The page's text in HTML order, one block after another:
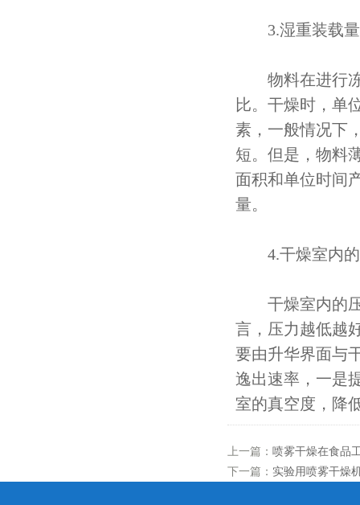
3.湿重装载量
物料在进行冻
比。干燥时，单
素，一般情况下
短。但是，物料
面积和单位时间
量。
4.干燥室内的
干燥室内的压
言，压力越低越
要由升华界面与
逸出速率，一是
室的真空度，降
上一篇： 喷雾干燥在食品
下一篇： 实验用喷雾干燥